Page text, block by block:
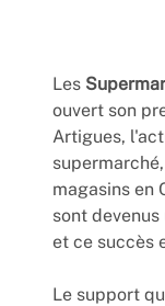
Les
ouvert son
Artigues,
magasins en
sont
et ce succès
Le support